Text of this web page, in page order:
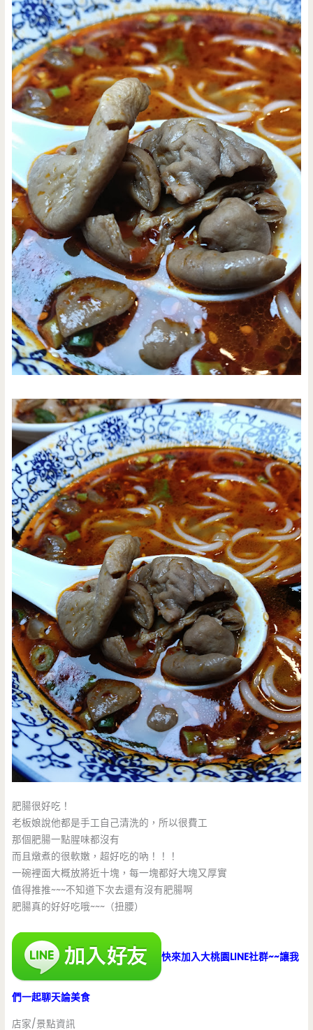
肥腸很好吃！
老板娘說他都是手工自己清洗的，所以很費工
那個肥腸一點腥味都沒有
而且燉煮的很軟嫩，超好吃的吶！！！
一碗裡面大概放將近十塊，每一塊都好大塊又厚實
值得推推~~~不知道下次去還有沒有肥腸啊
肥腸真的好好吃哦~~~（扭腰）
快來加入大桃園LINE社群~~讓我
們一起聊天論美食
店家/景點資訊